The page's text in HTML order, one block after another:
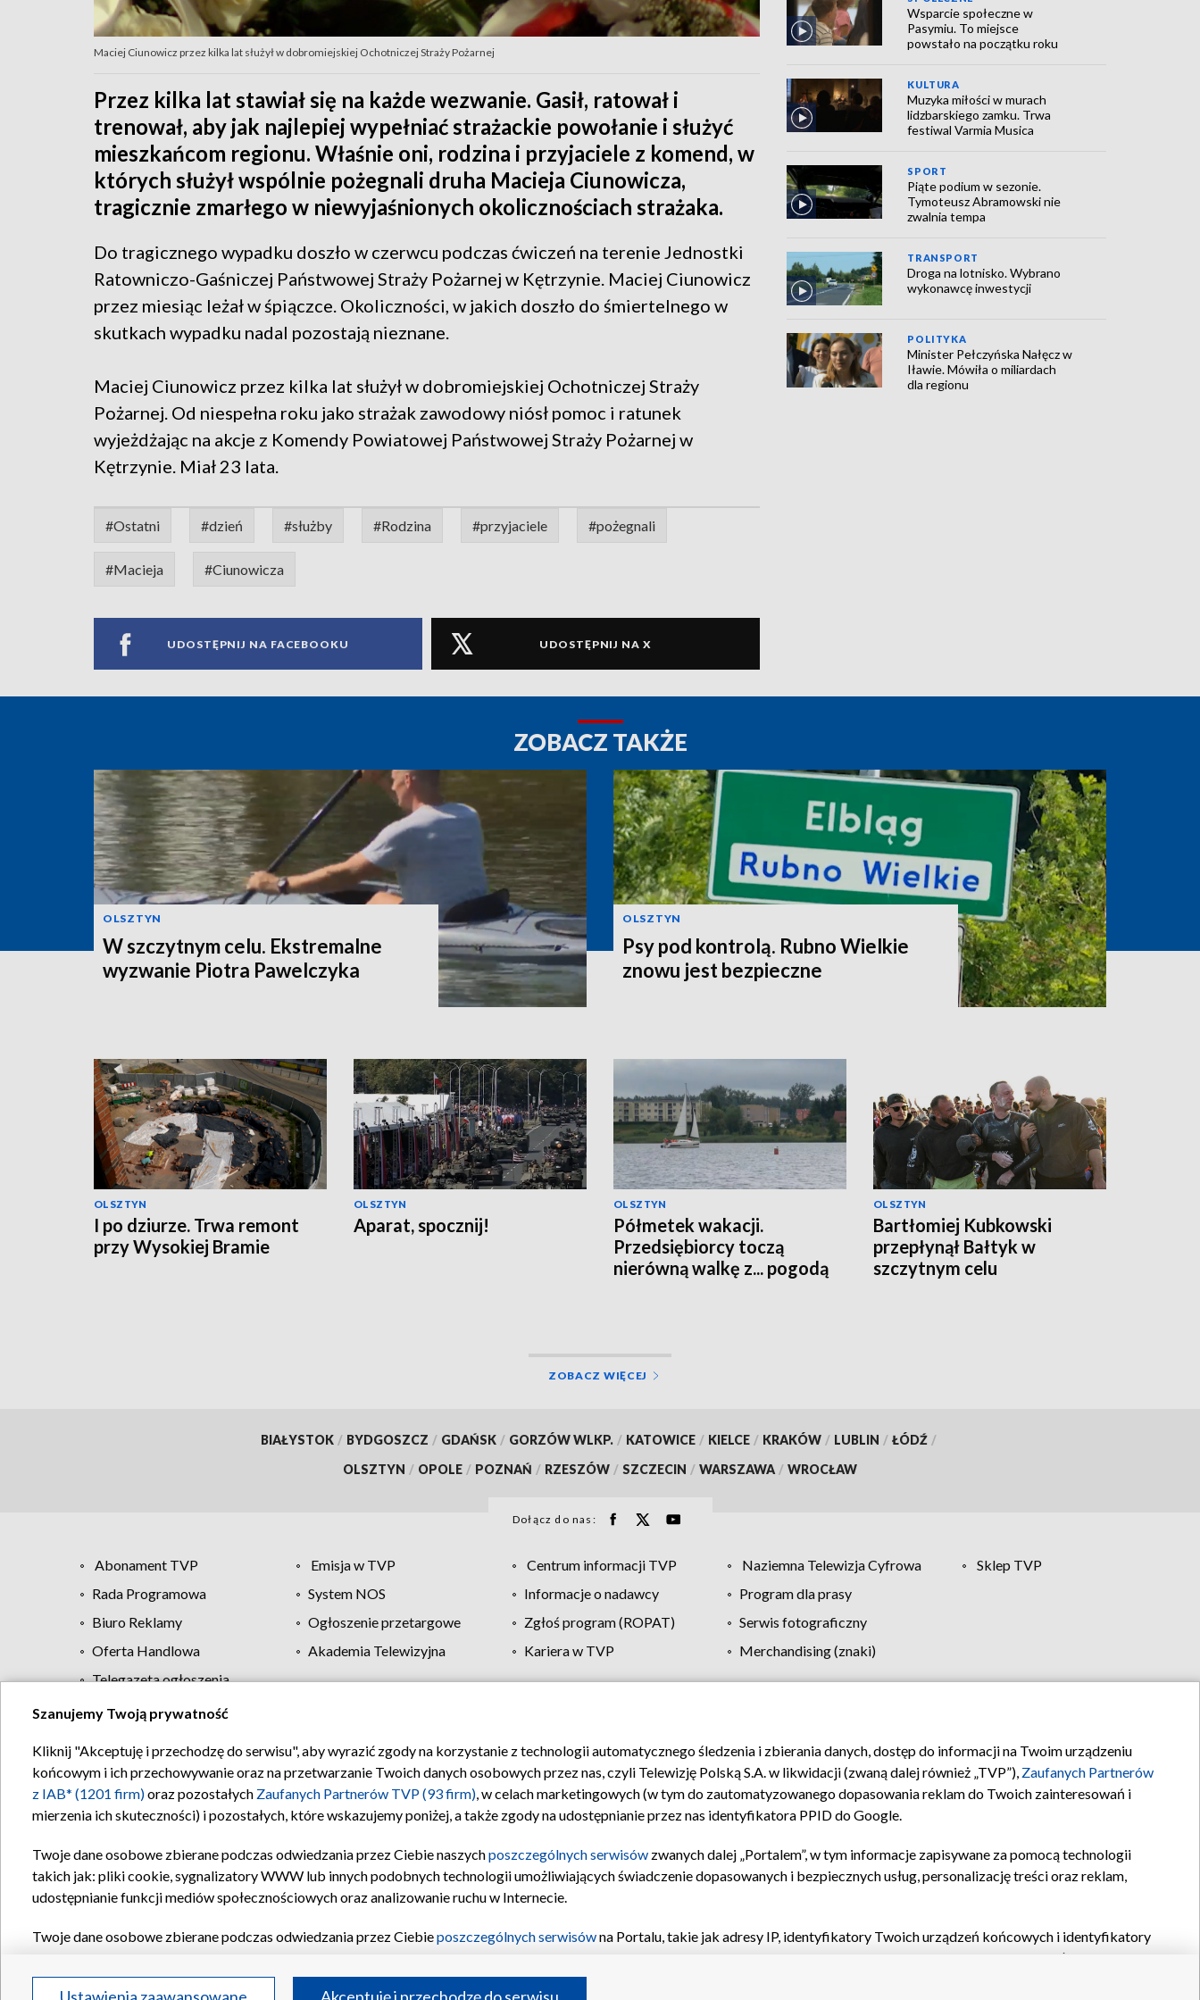
Maciej Ciunowicz przez kilka lat służył w dobromiejskiej Ochotniczej Straży Pożarnej
Przez kilka lat stawiał się na każde wezwanie. Gasił, ratował i
trenował, aby jak najlepiej wypełniać strażackie powołanie i służyć
mieszkańcom regionu. Właśnie oni, rodzina i przyjaciele z komend, w
których służył wspólnie pożegnali druha Macieja Ciunowicza,
tragicznie zmarłego w niewyjaśnionych okolicznościach strażaka.
Do tragicznego wypadku doszło w czerwcu podczas ćwiczeń na terenie Jednostki
Ratowniczo-Gaśniczej Państwowej Straży Pożarnej w Kętrzynie. Maciej Ciunowicz
przez miesiąc leżał w śpiączce. Okoliczności, w jakich doszło do śmiertelnego w
skutkach wypadku nadal pozostają nieznane.
Maciej Ciunowicz przez kilka lat służył w dobromiejskiej Ochotniczej Straży
Pożarnej. Od niespełna roku jako strażak zawodowy niósł pomoc i ratunek
wyjeżdżając na akcje z Komendy Powiatowej Państwowej Straży Pożarnej w
Kętrzynie. Miał 23 lata.
#Ostatni #dzień #służby #Rodzina #przyjaciele #pożegnali
#Macieja #Ciunowicza
UDOSTĘPNIJ NA FACEBOOKU UDOSTĘPNIJ NA X
Wsparcie społeczne w
Pasymiu. To miejsce
powstało na początku roku
KULTURA
Muzyka miłości w murach
lidzbarskiego zamku. Trwa
festiwal Varmia Musica
SPORT
Piąte podium w sezonie.
Tymoteusz Abramowski nie
zwalnia tempa
TRANSPORT
Droga na lotnisko. Wybrano
wykonawcę inwestycji
POLITYKA
Minister Pełczyńska Nałęcz w
Iławie. Mówiła o miliardach
dla regionu
ZOBACZ TAKŻE
OLSZTYN
W szczytnym celu. Ekstremalne
wyzwanie Piotra Pawelczyka
OLSZTYN
Psy pod kontrolą. Rubno Wielkie
znowu jest bezpieczne
OLSZTYN
I po dziurze. Trwa remont
przy Wysokiej Bramie
OLSZTYN
Aparat, spocznij!
OLSZTYN
Półmetek wakacji.
Przedsiębiorcy toczą
nierówną walkę z... pogodą
OLSZTYN
Bartłomiej Kubkowski
przepłynął Bałtyk w
szczytnym celu
ZOBACZ WIĘCEJ
BIAŁYSTOK / BYDGOSZCZ / GDAŃSK / GORZÓW WLKP. / KATOWICE / KIELCE / KRAKÓW / LUBLIN / ŁÓDŹ /
OLSZTYN / OPOLE / POZNAŃ / RZESZÓW / SZCZECIN / WARSZAWA / WROCŁAW
Dołącz do nas:
Abonament TVP Emisja w TVP Centrum informacji TVP Naziemna Telewizja Cyfrowa
Sklep TVP
Rada Programowa
System NOS Informacje o nadawcy
Program dla prasy
Biuro Reklamy
Ogłoszenie przetargowe Zgłoś program (ROPAT)
Serwis fotograficzny
Oferta Handlowa
Akademia Telewizyjna Kariera w TVP
Merchandising (znaki)
Telegazeta ogłoszenia
Regulamin TVP Polityka prywatności Moje zgody Pomoc Biuro reklamy Kontakt
Szanujemy Twoją prywatność
Kliknij "Akceptuję i przechodzę do serwisu", aby wyrazić zgody na korzystanie z technologii automatycznego śledzenia i zbierania danych, dostęp do informacji na Twoim urządzeniu
końcowym i ich przechowywanie oraz na przetwarzanie Twoich danych osobowych przez nas, czyli Telewizję Polską S.A. w likwidacji (zwaną dalej również „TVP”), Zaufanych Partnerów
z IAB* (1201 firm)oraz pozostałych Zaufanych Partnerów TVP (93 firm), w celach marketingowych (w tym do zautomatyzowanego dopasowania reklam do Twoich zainteresowań i
mierzenia ich skuteczności) i pozostałych, które wskazujemy poniżej, a także zgody na udostępnianie przez nas identyfikatora PPID do Google.
Twoje dane osobowe zbierane podczas odwiedzania przez Ciebie naszychposzczególnych serwisów zwanych dalej „Portalem”, w tym informacje zapisywane za pomocą technologii
takich jak: pliki cookie, sygnalizatory WWW lub innych podobnych technologii umożliwiających świadczenie dopasowanych i bezpiecznych usług, personalizację treści oraz reklam,
udostępnianie funkcji mediów społecznościowych oraz analizowanie ruchu w Internecie.
Twoje dane osobowe zbierane podczas odwiedzania przez Ciebieposzczególnych serwisówna Portalu, takie jak adresy IP, identyfikatory Twoich urządzeń końcowych i identyfikatory
oraz pozostałych
Partnerów TVPdla realizacji następujących celów i funkcji: przechowywania informacji na urządzeniu lub dostęp do nich, wyboru podstawowych reklam, wyboru spersonalizowanych